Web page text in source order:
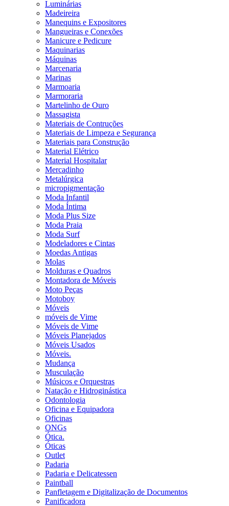
Luminárias
Madeireira
Manequins e Expositores
Mangueiras e Conexões
Manicure e Pedicure
Maquinarias
Máquinas
Marcenaria
Marinas
Marmoaria
Marmoraria
Martelinho de Ouro
Massagista
Materiais de Contruções
Materiais de Limpeza e Segurança
Materiais para Construção
Material Elétrico
Material Hospitalar
Mercadinho
Metalúrgica
micropigmentação
Moda Infantil
Moda Íntima
Moda Plus Size
Moda Praia
Moda Surf
Modeladores e Cintas
Moedas Antigas
Molas
Molduras e Quadros
Montadora de Móveis
Moto Peças
Motoboy
Móveis
móveis de Vime
Móveis de Vime
Móveis Planejados
Móveis Usados
Móveis.
Mudança
Musculação
Músicos e Orquestras
Natação e Hidroginástica
Odontologia
Oficina e Equipadora
Oficinas
ONGs
Ótica.
Óticas
Outlet
Padaria
Padaria e Delicatessen
Paintball
Panfletagem e Digitalização de Documentos
Panificadora